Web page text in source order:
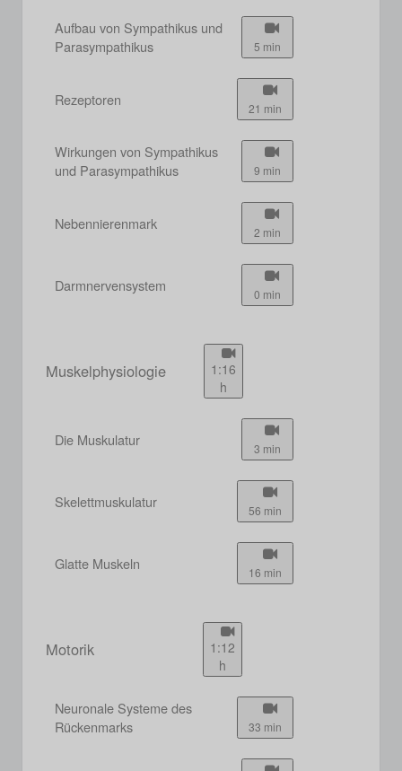
Aufbau von Sympathikus und
Parasympathikus
5 min
Rezeptoren 21 min
Wirkungen von Sympathikus
und Parasympathikus
9 min
Nebennierenmark 2 min
Darmnervensystem 0 min
Muskelphysiologie
1:16
h
Die Muskulatur 3 min
Skelettmuskulatur 56 min
Glatte Muskeln 16 min
Motorik
1:12
h
Neuronale Systeme des
Rückenmarks
33 min